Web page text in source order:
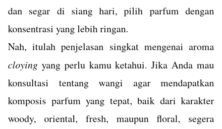
dan segar di siang hari, pilih parfum dengan
konsentrasi yang lebih ringan.
Nah, itulah penjelasan singkat mengenai aroma
cloying yang perlu kamu ketahui. Jika Anda mau
konsultasi tentang wangi agar mendapatkan
komposis parfum yang tepat, baik dari karakter
woody, oriental, fresh, maupun floral, segera